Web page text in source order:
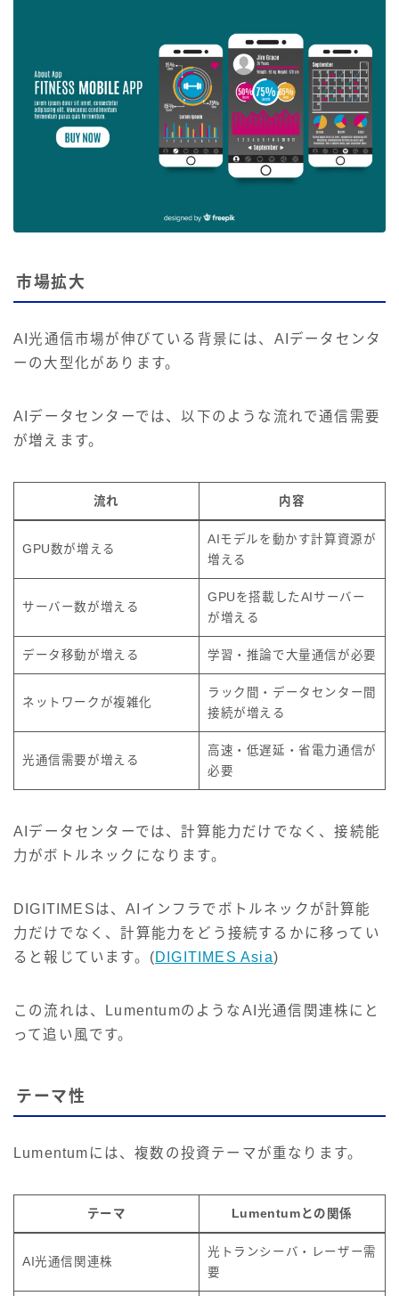
市場拡大
AI光通信市場が伸びている背景には、AIデータセンタ
ーの大型化があります。
AIデータセンターでは、以下のような流れで通信需要
が増えます。
流れ 内容
GPU数が増える
AIモデルを動かす計算資源が
増える
サーバー数が増える
GPUを搭載したAIサーバー
が増える
データ移動が増える 学習・推論で大量通信が必要
ネットワークが複雑化
ラック間・データセンター間
接続が増える
光通信需要が増える
高速・低遅延・省電力通信が
必要
AIデータセンターでは、計算能力だけでなく、接続能
力がボトルネックになります。
DIGITIMESは、AIインフラでボトルネックが計算能
力だけでなく、計算能力をどう接続するかに移ってい
ると報じています。(DIGITIMES Asia)
この流れは、LumentumのようなAI光通信関連株にと
って追い風です。
テーマ性
Lumentumには、複数の投資テーマが重なります。
テーマ Lumentumとの関係
AI光通信関連株
光トランシーバ・レーザー需
要